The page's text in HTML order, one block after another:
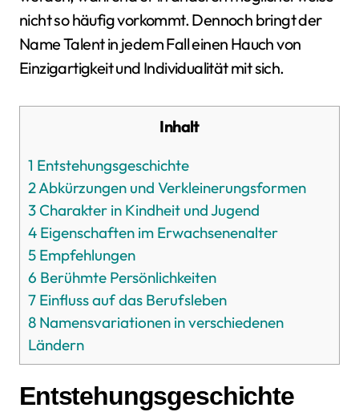
nicht so häufig vorkommt. Dennoch bringt der
Name Talent in jedem Fall einen Hauch von
Einzigartigkeit und Individualität mit sich.
Inhalt
1 Entstehungsgeschichte
2Abkürzungen und Verkleinerungsformen
3 Charakter in Kindheit und Jugend
4 Eigenschaften im Erwachsenenalter
5 Empfehlungen
6 Berühmte Persönlichkeiten
7 Einfluss auf das Berufsleben
8 Namensvariationen in verschiedenen
Ländern
Entstehungsgeschichte